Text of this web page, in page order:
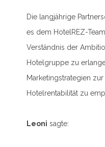
Die langjährige
es dem HotelREZ-
Verständnis der
Hotelgruppe zu
Marketingstrategien
Hotelrentabilität zu
Leoni sagte: